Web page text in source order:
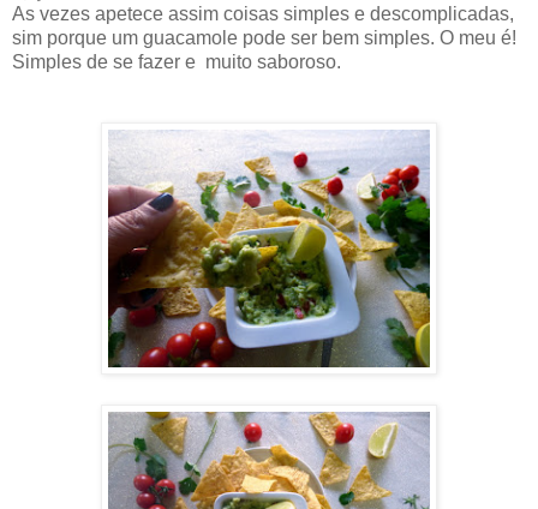
As vezes apetece assim coisas simples e descomplicadas,
sim porque um guacamole pode ser bem simples. O meu é!
Simples de se fazer e muito saboroso.